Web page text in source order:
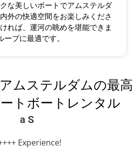
な美しいボートでアムステルダ
外の快適空間をお楽しみくださ
れば、運河の眺めを堪能できま
プに最適です。
ムステルダムの最高
トボートレンタル
Brian F
cruise on the canals